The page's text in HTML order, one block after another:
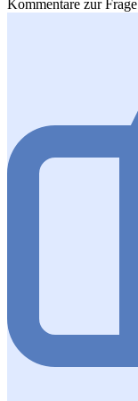
Kommentare zur Frage